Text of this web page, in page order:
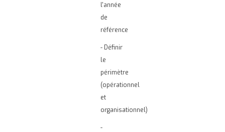
l'année
de
référence
- Définir
le
périmètre
(opérationnel
et
organisationnel)
-